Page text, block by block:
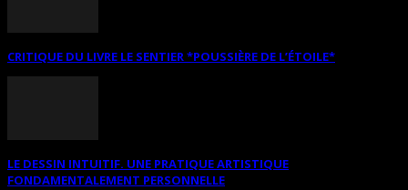
CRITIQUE DU LIVRE LE SENTIER *POUSSIÈRE DE L’ÉTOILE*
LE DESSIN INTUITIF. UNE PRATIQUE ARTISTIQUE
FONDAMENTALEMENT PERSONNELLE